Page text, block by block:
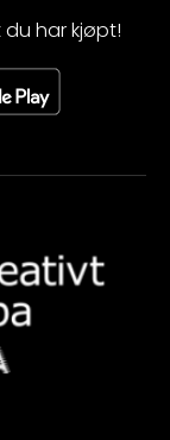
har kjøpt!